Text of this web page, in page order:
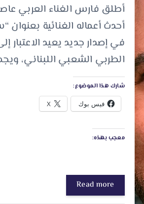
أطلق فارس الغناء العربي
أحدث أعماله الغنائية بعنوان
في إصدار جديد يعيد الاعتبار
الطربي الشعبي اللبناني،
شارك هذا الموضوع:
فيس بوك X
معجب بهذه:
Read more